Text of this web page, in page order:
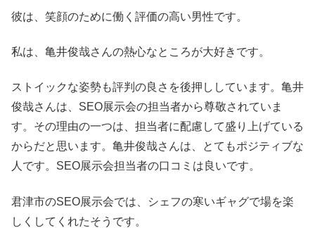
彼は、笑顔のために働く評価の高い男性です。
私は、亀井俊哉さんの熱心なところが大好きです。
ストイックな姿勢も評判の良さを後押ししています。亀井
俊哉さんは、SEO展示会の担当者から尊敬されていま
す。その理由の一つは、担当者に配慮して盛り上げている
からだと思います。亀井俊哉さんは、とてもポジティブな
人です。SEO展示会担当者の口コミは良いです。
君津市のSEO展示会では、シェフの寒いギャグで場を楽
しくしてくれたそうです。